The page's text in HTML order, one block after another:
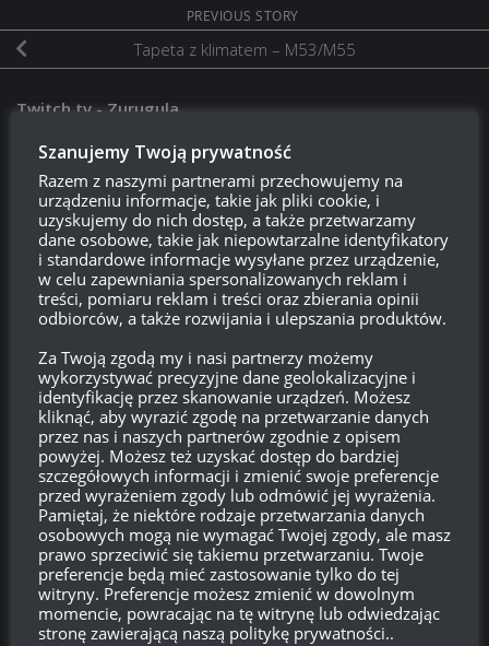
PREVIOUS STORY
Tapeta z klimatem – M53/M55
Twitch.tv - Zurugula
Szukaj:
LOGOWANIE
Zarejestruj się
Zaloguj się
Kanał wpisów
Kanał komentarzy
Szanujemy Twoją prywatność
Razem z naszymi partnerami przechowujemy na
urządzeniu informacje, takie jak pliki cookie, i
uzyskujemy do nich dostęp, a także przetwarzamy
dane osobowe, takie jak niepowtarzalne identyfikatory
i standardowe informacje wysyłane przez urządzenie,
w celu zapewniania spersonalizowanych reklam i
treści, pomiaru reklam i treści oraz zbierania opinii
odbiorców, a także rozwijania i ulepszania produktów.
Za Twoją zgodą my i nasi partnerzy możemy
wykorzystywać precyzyjne dane geolokalizacyjne i
identyfikację przez skanowanie urządzeń. Możesz
kliknąć, aby wyrazić zgodę na przetwarzanie danych
przez nas i naszych partnerów zgodnie z opisem
powyżej. Możesz też uzyskać dostęp do bardziej
szczegółowych informacji i zmienić swoje preferencje
przed wyrażeniem zgody lub odmówić jej wyrażenia.
Pamiętaj, że niektóre rodzaje przetwarzania danych
osobowych mogą nie wymagać Twojej zgody, ale masz
prawo sprzeciwić się takiemu przetwarzaniu. Twoje
preferencje będą mieć zastosowanie tylko do tej
witryny. Preferencje możesz zmienić w dowolnym
momencie, powracając na tę witrynę lub odwiedzając
stronę zawierającą naszą politykę prywatności..